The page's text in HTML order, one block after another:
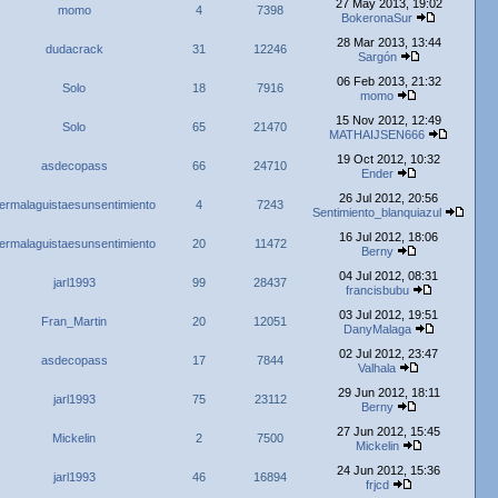
momo 4 7398
27 May 2013, 19:02
BokeronaSur
dudacrack 31 12246
28 Mar 2013, 13:44
Sargón
Solo 18 7916
06 Feb 2013, 21:32
momo
Solo 65 21470
15 Nov 2012, 12:49
MATHAIJSEN666
asdecopass 66 24710
19 Oct 2012, 10:32
Ender
4 7243
26 Jul 2012, 20:56
Sentimiento_blanquiazul
20 11472
16 Jul 2012, 18:06
Berny
jarl1993 99 28437
04 Jul 2012, 08:31
francisbubu
Fran_Martin 20 12051
03 Jul 2012, 19:51
DanyMalaga
asdecopass 17 7844
02 Jul 2012, 23:47
Valhala
jarl1993 75 23112
29 Jun 2012, 18:11
Berny
Mickelin 2 7500
27 Jun 2012, 15:45
Mickelin
jarl1993 46 16894
24 Jun 2012, 15:36
frjcd